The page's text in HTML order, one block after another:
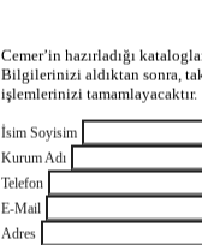
Cemer’in hazırladığı
Bilgilerinizi aldıktan sonra,
işlemlerinizi tamamlayacaktır.
İsim Soyisim
Kurum Adı
Telefon
E-Mail
Adres